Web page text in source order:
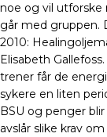
noe og vil utforske
går med gruppen.
2010:
Elisabeth
trener får de
sykere en liten
BSU og penger
avslår slike krav